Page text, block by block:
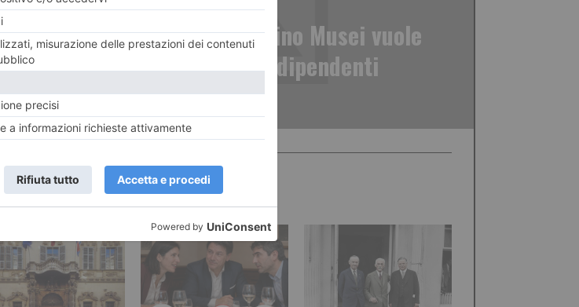
La Fondazione Torino Musei vuole
licenziare 28 dipendenti
RECENTI: